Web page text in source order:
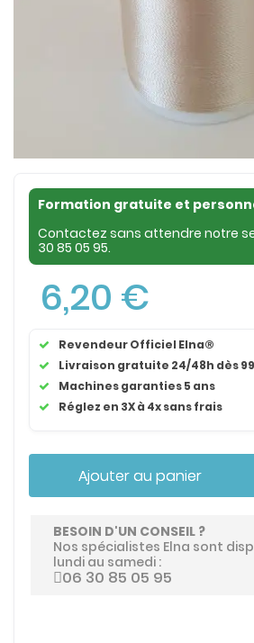
Formation gratuite et
Contactez sans attendre notre
30 85 05 95.
6,20 €
Revendeur Officiel Elna®
Livraison gratuite 24/48h dès
Machines garanties 5 ans
Réglez en 3X à 4x sans frais
Ajouter au panier
BESOIN D'UN CONSEIL ?
Nos spécialistes Elna sont
lundi au samedi :
06 30 85 05 95